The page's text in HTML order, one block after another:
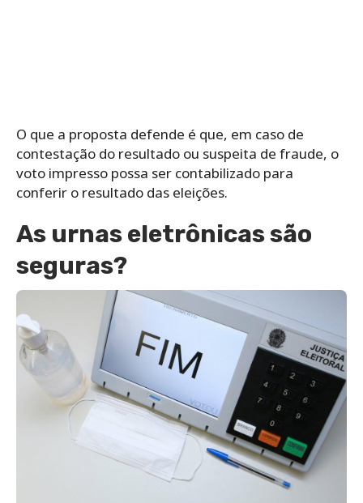
O que a proposta defende é que, em caso de
contestação do resultado ou suspeita de fraude, o
voto impresso possa ser contabilizado para
conferir o resultado das eleições.
As urnas eletrônicas são
seguras?